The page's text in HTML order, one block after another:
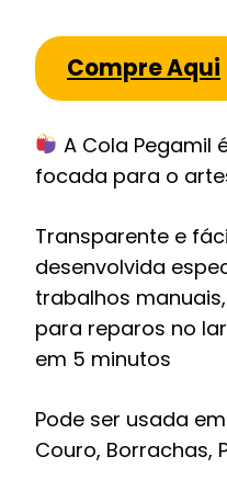
Compre Aqui
A Cola Pegamil
focada para o
Transparente e
desenvolvida
trabalhos
para reparos no
em 5 minutos
Pode ser usada
Couro, Borrachas,